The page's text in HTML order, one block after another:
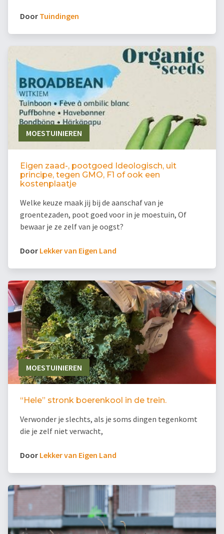
Door Tuindingen
MOESTUINIEREN
Eigen zaad-, pootgoed Ideologisch, uit
principe, tegen GMO, F1 of ook een
kostenplaatje
Welke keuze maak jij bij de aanschaf van je
groentezaden, poot goed voor in je moestuin, Of
bewaar je ze zelf van je oogst?
Door Lekker van Eigen Land
MOESTUINIEREN
“Hele” stronk boerenkool in de trein.
Verwonder je slechts, als je soms dingen tegenkomt
die je zelf niet verwacht,
Door Lekker van Eigen Land